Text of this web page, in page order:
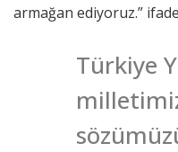
armağan ediyoruz.”
Türkiye